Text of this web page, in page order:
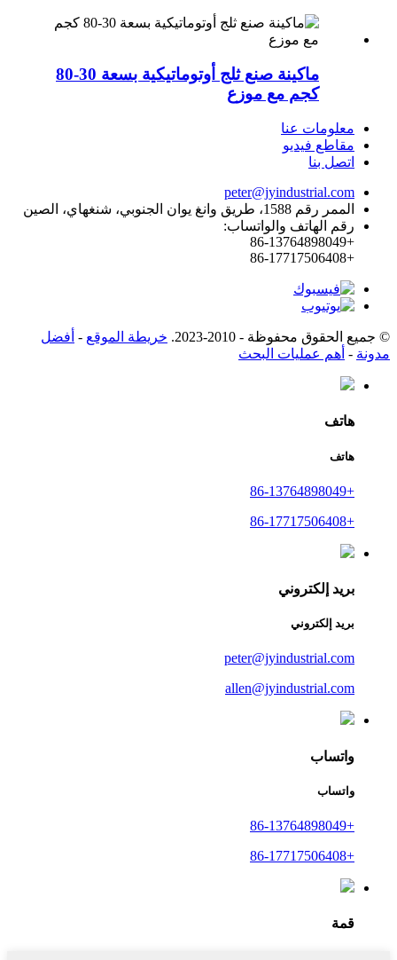
ماكينة صنع ثلج أوتوماتيكية بسعة 30-80
كجم مع موزع
معلومات عنا
مقاطع فيديو
اتصل بنا
peter@jyindustrial.com
الممر رقم 1588، طريق وانغ يوان الجنوبي، شنغهاي، الصين
رقم الهاتف والواتساب:
+86-13764898049
+86-17717506408
© جميع الحقوق محفوظة - 2010-2023. خريطة الموقع - أفضل
مدونة - أهم عمليات البحث
هاتف
هاتف
+86-13764898049
+86-17717506408
بريد إلكتروني
بريد إلكتروني
peter@jyindustrial.com
allen@jyindustrial.com
واتساب
واتساب
+86-13764898049
+86-17717506408
قمة